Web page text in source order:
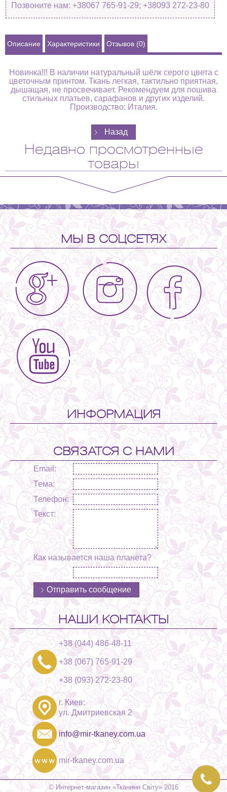
Позвоните нам: +38067 765-91-29; +38093 272-23-80
Описание Характеристики Отзывов (0)
Новинка!!! В наличии натуральный шёлк серого цвета с
цветочным принтом. Ткань легкая, тактильно приятная,
дышащая, не просвечивает. Рекомендуем для пошива
стильных платьев, сарафанов и других изделий.
Производство: Италия.
Недавно просмотренные
товары
МЫ В СОЦСЕТЯХ
ИНФОРМАЦИЯ
СВЯЗАТСЯ С НАМИ
Email:
Тема:
Телефон:
Текст:
Как называется наша планета?
НАШИ КОНТАКТЫ
+38 (044) 486-48-11
+38 (067) 765-91-29
+38 (093) 272-23-80
г. Киев:
ул. Дмитриевская 2
info@mir-tkaney.com.ua
mir-tkaney.com.ua
© Интернет-магазин «Тканини Світу» 2016